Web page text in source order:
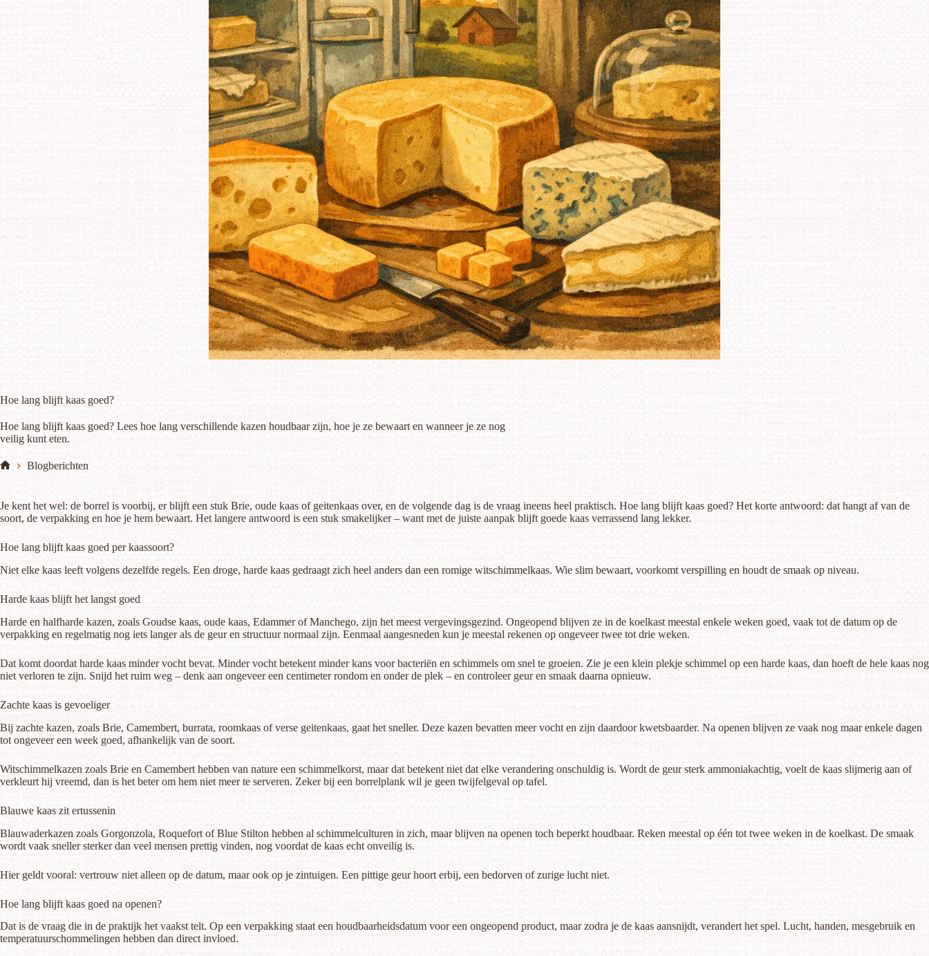
Hoe lang blijft kaas goed?
Hoe lang blijft kaas goed? Lees hoe lang verschillende kazen houdbaar zijn, hoe je ze bewaart en wanneer je ze nog
veilig kunt eten.
Blogberichten
Je kent het wel: de borrel is voorbij, er blijft een stuk Brie, oude kaas of geitenkaas over, en de volgende dag is de vraag ineens heel praktisch. Hoe lang blijft kaas goed? Het korte antwoord: dat hangt af van de
soort, de verpakking en hoe je hem bewaart. Het langere antwoord is een stuk smakelijker – want met de juiste aanpak blijft goede kaas verrassend lang lekker.
Hoe lang blijft kaas goed per kaassoort?
Niet elke kaas leeft volgens dezelfde regels. Een droge, harde kaas gedraagt zich heel anders dan een romige witschimmelkaas. Wie slim bewaart, voorkomt verspilling en houdt de smaak op niveau.
Harde kaas blijft het langst goed
Harde en halfharde kazen, zoals Goudse kaas, oude kaas, Edammer of Manchego, zijn het meest vergevingsgezind. Ongeopend blijven ze in de koelkast meestal enkele weken goed, vaak tot de datum op de
verpakking en regelmatig nog iets langer als de geur en structuur normaal zijn. Eenmaal aangesneden kun je meestal rekenen op ongeveer twee tot drie weken.
Dat komt doordat harde kaas minder vocht bevat. Minder vocht betekent minder kans voor bacteriën en schimmels om snel te groeien. Zie je een klein plekje schimmel op een harde kaas, dan hoeft de hele kaas nog
niet verloren te zijn. Snijd het ruim weg – denk aan ongeveer een centimeter rondom en onder de plek – en controleer geur en smaak daarna opnieuw.
Zachte kaas is gevoeliger
Bij zachte kazen, zoals Brie, Camembert, burrata, roomkaas of verse geitenkaas, gaat het sneller. Deze kazen bevatten meer vocht en zijn daardoor kwetsbaarder. Na openen blijven ze vaak nog maar enkele dagen
tot ongeveer een week goed, afhankelijk van de soort.
Witschimmelkazen zoals Brie en Camembert hebben van nature een schimmelkorst, maar dat betekent niet dat elke verandering onschuldig is. Wordt de geur sterk ammoniakachtig, voelt de kaas slijmerig aan of
verkleurt hij vreemd, dan is het beter om hem niet meer te serveren. Zeker bij een borrelplank wil je geen twijfelgeval op tafel.
Blauwe kaas zit ertussenin
Blauwaderkazen zoals Gorgonzola, Roquefort of Blue Stilton hebben al schimmelculturen in zich, maar blijven na openen toch beperkt houdbaar. Reken meestal op één tot twee weken in de koelkast. De smaak
wordt vaak sneller sterker dan veel mensen prettig vinden, nog voordat de kaas echt onveilig is.
Hier geldt vooral: vertrouw niet alleen op de datum, maar ook op je zintuigen. Een pittige geur hoort erbij, een bedorven of zurige lucht niet.
Hoe lang blijft kaas goed na openen?
Dat is de vraag die in de praktijk het vaakst telt. Op een verpakking staat een houdbaarheidsdatum voor een ongeopend product, maar zodra je de kaas aansnijdt, verandert het spel. Lucht, handen, mesgebruik en
temperatuurschommelingen hebben dan direct invloed.